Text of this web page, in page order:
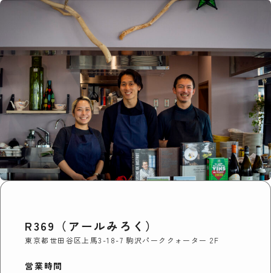
R369（アールみろく）
東京都世田谷区上馬3-18-7 駒沢パーククォーター 2F
営業時間